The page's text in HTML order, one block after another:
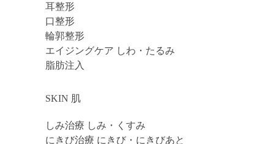
耳整形
口整形
輪郭整形
エイジングケア しわ・たるみ
脂肪注入
SKIN 肌
しみ治療 しみ・くすみ
にきび治療 にきび・にきびあと